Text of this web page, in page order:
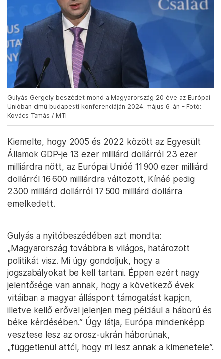
Gulyás Gergely beszédet mond a Magyarország 20 éve az Európai
Unióban című budapesti konferenciáján 2024. május 6-án – Fotó:
Kovács Tamás / MTI
Kiemelte, hogy 2005 és 2022 között az Egyesült
Államok GDP-je 13 ezer milliárd dollárról 23 ezer
milliárdra nőtt, az Európai Unióé 11 900 ezer milliárd
dollárról 16 600 milliárdra változott, Kínáé pedig
2300 milliárd dollárról 17 500 milliárd dollárra
emelkedett.
Gulyás a nyitóbeszédében azt mondta:
„Magyarország továbbra is világos, határozott
politikát visz. Mi úgy gondoljuk, hogy a
jogszabályokat be kell tartani. Éppen ezért nagy
jelentősége van annak, hogy a következő évek
vitáiban a magyar álláspont támogatást kapjon,
illetve kellő erővel jelenjen meg például a háború és
béke kérdésében.” Úgy látja, Európa mindenképp
vesztese lesz az orosz-ukrán háborúnak,
„függetlenül attól, hogy mi lesz annak a kimenetele”.